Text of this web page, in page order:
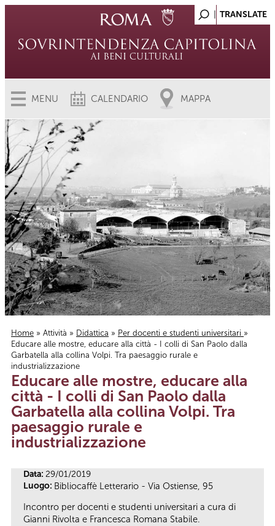
MENU CALENDARIO MAPPA
Tu sei qui
Home » Attività » Didattica » Per docenti e studenti universitari »
Educare alle mostre, educare alla città - I colli di San Paolo dalla
Garbatella alla collina Volpi. Tra paesaggio rurale e
industrializzazione
Educare alle mostre, educare alla
città - I colli di San Paolo dalla
Garbatella alla collina Volpi. Tra
paesaggio rurale e
industrializzazione
Data: 29/01/2019
Luogo: Bibliocaffè Letterario - Via Ostiense, 95
Incontro per docenti e studenti universitari a cura di
Gianni Rivolta e Francesca Romana Stabile.